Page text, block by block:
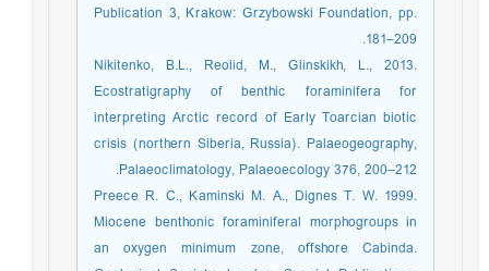
Publication 3, Krakow: Grzybowski Foundation, pp.
181–209.
Nikitenko, B.L., Reolid, M., Glinskikh, L., 2013.
Ecostratigraphy of benthic foraminifera for
interpreting Arctic record of Early Toarcian biotic
crisis (northern Siberia, Russia). Palaeogeography,
Palaeoclimatology, Palaeoecology 376, 200–212.
Preece R. C., Kaminski M. A., Dignes T. W. 1999.
Miocene benthonic foraminiferal morphogroups in
an oxygen minimum zone, offshore Cabinda.